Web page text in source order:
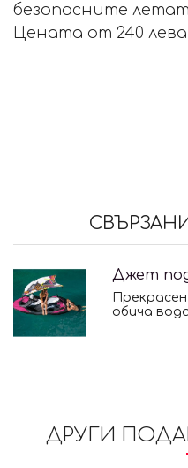
безопасните
Цената от 240
Джет
обича
ДРУГИ